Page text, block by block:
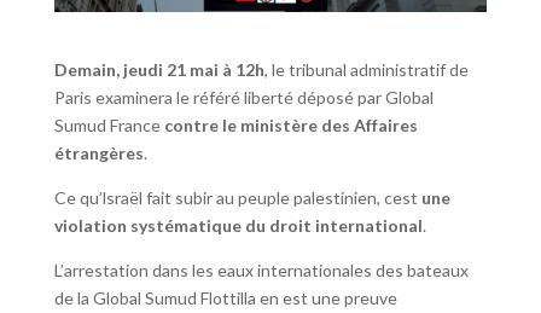
Demain, jeudi 21 mai à 12h, le tribunal administratif de
Paris examinera le référé liberté déposé par Global
Sumud France contre le ministère des Affaires
étrangères.
Ce qu’lsraël fait subir au peuple palestinien, cest une
violation systématique du droit international.
L’arrestation dans les eaux internationales des bateaux
de la Global Sumud Flottilla en est une preuve